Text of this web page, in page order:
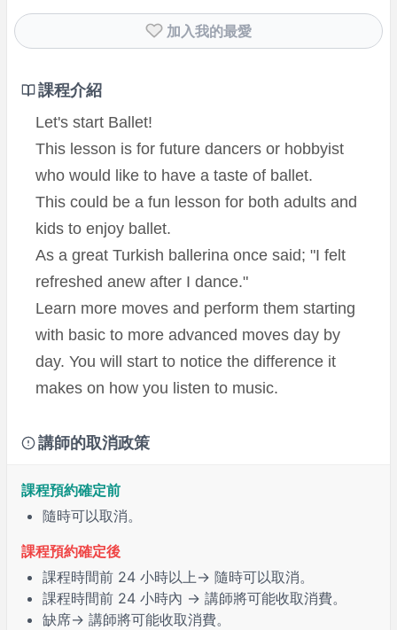
加入我的最愛
課程介紹
Let's start Ballet!
This lesson is for future dancers or hobbyist
who would like to have a taste of ballet.
This could be a fun lesson for both adults and
kids to enjoy ballet.
As a great Turkish ballerina once said; "I felt
refreshed anew after I dance."
Learn more moves and perform them starting
with basic to more advanced moves day by
day. You will start to notice the difference it
makes on how you listen to music.
講師的取消政策
課程預約確定前
隨時可以取消。
課程預約確定後
課程時間前 24 小時以上→ 隨時可以取消。
課程時間前 24 小時內 → 講師將可能收取消費。
缺席→ 講師將可能收取消費。